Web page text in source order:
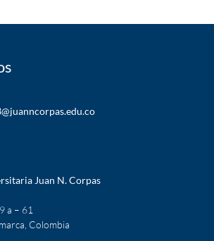
Juan N. Corpas
a – 61
Colombia